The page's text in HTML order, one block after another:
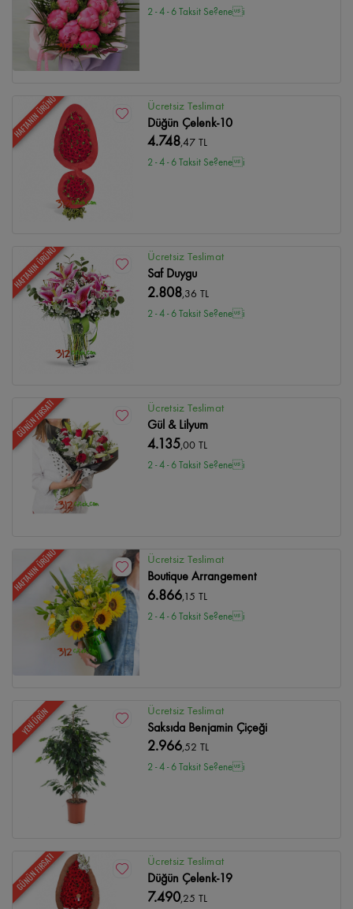
2 - 4 - 6 Taksit Se?enei
HAFTANIN ÜRÜNÜ Ücretsiz Teslimat
Düğün Çelenk-10
4.748,47 TL
2 - 4 - 6 Taksit Se?enei
HAFTANIN ÜRÜNÜ Ücretsiz Teslimat
Saf Duygu
2.808,36 TL
2 - 4 - 6 Taksit Se?enei
GÜNÜN FIRSATI Ücretsiz Teslimat
Gül & Lilyum
4.135,00 TL
2 - 4 - 6 Taksit Se?enei
HAFTANIN ÜRÜNÜ Ücretsiz Teslimat
Boutique Arrangement
6.866,15 TL
2 - 4 - 6 Taksit Se?enei
YENİ ÜRÜN Ücretsiz Teslimat
Saksıda Benjamin Çiçeği
2.966,52 TL
2 - 4 - 6 Taksit Se?enei
GÜNÜN FIRSATI Ücretsiz Teslimat
Düğün Çelenk-19
7.490,25 TL